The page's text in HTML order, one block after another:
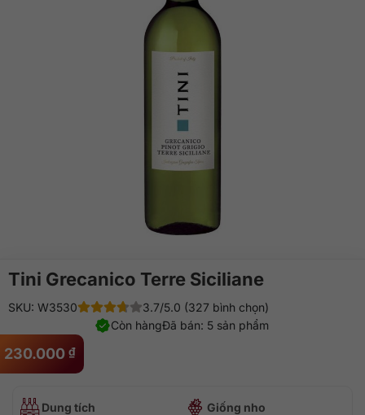
Tini Grecanico Terre Siciliane
230.000 ₫
SKU: W3530
3.7/5.0 (327 bình chọn)
Đã bán: 5 sản phẩm
Còn hàng
Dung tích
Giống nho